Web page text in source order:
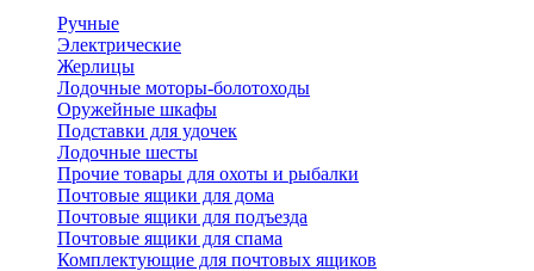
Ручные
Электрические
Жерлицы
Лодочные моторы-болотоходы
Оружейные шкафы
Подставки для удочек
Лодочные шесты
Прочие товары для охоты и рыбалки
Почтовые ящики для дома
Почтовые ящики для подъезда
Почтовые ящики для спама
Комплектующие для почтовых ящиков